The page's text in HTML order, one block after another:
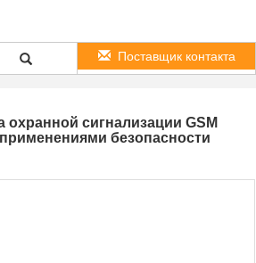
Поставщик контакта
охранной сигнализации GSM
безопасности